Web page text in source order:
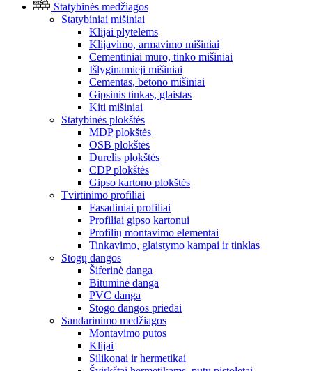
Statybinės medžiagos
Statybiniai mišiniai
Klijai plytelėms
Klijavimo, armavimo mišiniai
Cementiniai mūro, tinko mišiniai
Išlyginamieji mišiniai
Cementas, betono mišiniai
Gipsinis tinkas, glaistas
Kiti mišiniai
Statybinės plokštės
MDP plokštės
OSB plokštės
Durelis plokštės
CDP plokštės
Gipso kartono plokštės
Tvirtinimo profiliai
Fasadiniai profiliai
Profiliai gipso kartonui
Profilių montavimo elementai
Tinkavimo, glaistymo kampai ir tinklas
Stogų dangos
Šiferinė danga
Bituminė danga
PVC danga
Stogo dangos priedai
Sandarinimo medžiagos
Montavimo putos
Klijai
Silikonai ir hermetikai